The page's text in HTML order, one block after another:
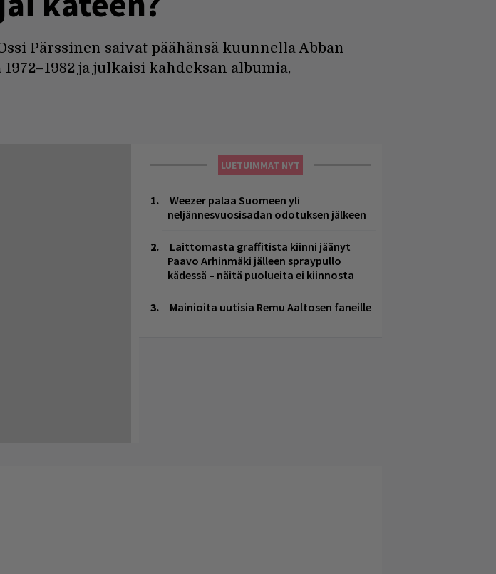
Pärssinen saivat päähänsä kuunnella Abban
ja julkaisi kahdeksan albumia,
LUETUIMMAT NYT
Weezer palaa Suomeen yli
neljännesvuosisadan odotuksen jälkeen
Laittomasta graffitista kiinni jäänyt
Paavo Arhinmäki jälleen spraypullo
kädessä – näitä puolueita ei kiinnosta
Mainioita uutisia Remu Aaltosen faneille